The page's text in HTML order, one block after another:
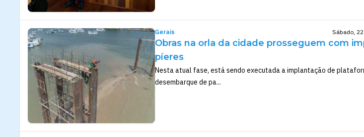
Gerais Sábado,
Obras na orla da cidade prosseguem com
píeres
Nesta atual fase, está sendo executada a implantação de
desembarque de pa...